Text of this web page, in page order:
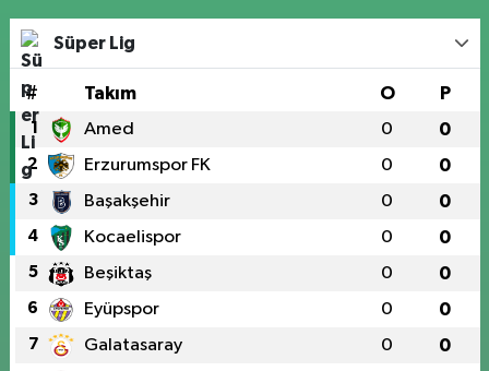
Süper Lig
# Takım O P
1 Amed 0 0
2 Erzurumspor FK 0 0
3 Başakşehir 0 0
4 Kocaelispor 0 0
5 Beşiktaş 0 0
6 Eyüpspor 0 0
7 Galatasaray 0 0